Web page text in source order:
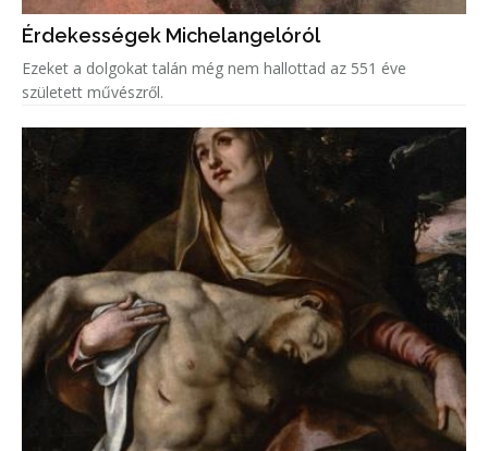
Érdekességek Michelangelóról
Ezeket a dolgokat talán még nem hallottad az 551 éve
született művészről.